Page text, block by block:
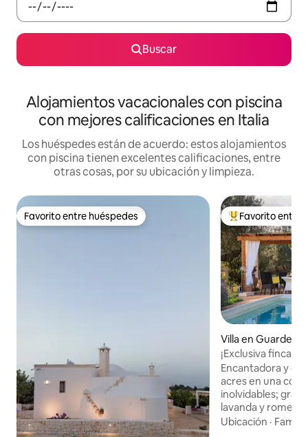
Buscar
Alojamientos vacacionales con piscina
con mejores calificaciones en Italia
Los huéspedes están de acuerdo: estos alojamientos
con piscina tienen excelentes calificaciones, entre
otras cosas, por su ubicación y limpieza.
Favorito entre huéspedes
Favorito entre huéspedes Favorito entre
Favorito entre
Villa en Guardea
¡Exclusiva finca
olivar!
Encantadora y
acres en una
inolvidables; gran
lavanda y
Aire
Ubicación ·